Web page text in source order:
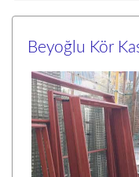
Beyoğlu Kör